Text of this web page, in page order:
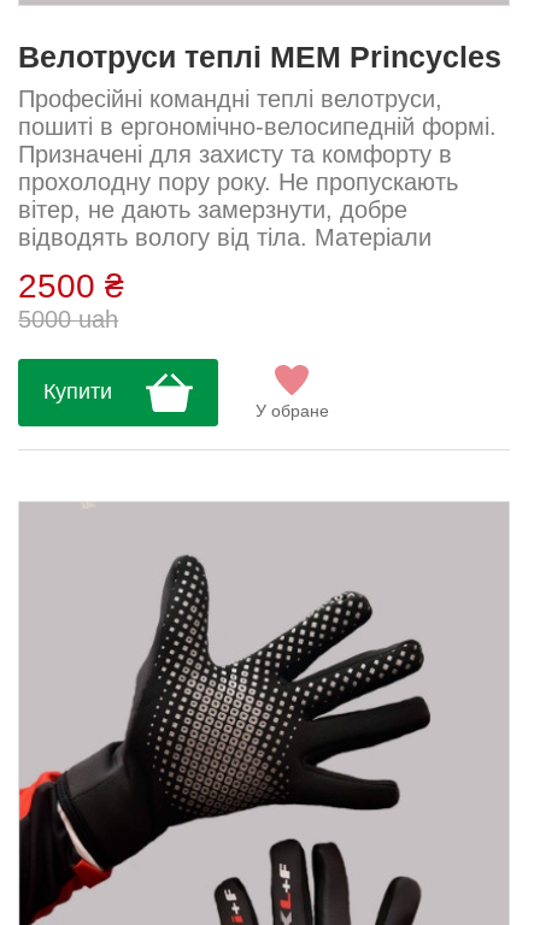
Велотруси теплі MEM Princycles
Професійні командні теплі велотруси,
пошиті в ергономічно-велосипедній формі.
Призначені для захисту та комфорту в
прохолодну пору року. Не пропускають
вітер, не дають замерзнути, добре
відводять вологу від тіла. Матеріали
виробниками у виробництві велоодягу.
Рекомендується використовувати у
поєднанні вони замінять вам зимові
велорейтузи. Тканина MicrOSense, має
оптимальну повітропроникність і
потовиділення. А також ви...
2500 ₴
5000 uah
Купити
У обране